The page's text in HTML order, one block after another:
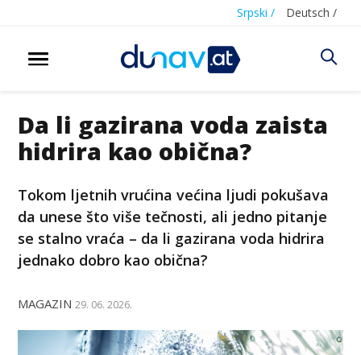
Srpski / Deutsch /
Da li gazirana voda zaista
hidrira kao obična?
Tokom ljetnih vrućina većina ljudi pokušava
da unese što više tečnosti, ali jedno pitanje
se stalno vraća – da li gazirana voda hidrira
jednako dobro kao obična?
MAGAZIN 29. 06. 2026.